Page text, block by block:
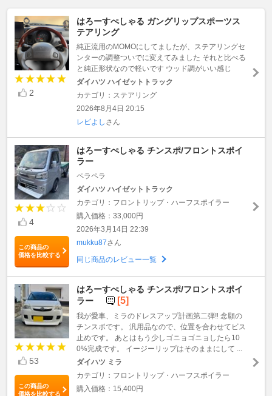
2
はろーすぺしゃる ガングリップスポーツス
テアリング
純正流用のMOMOにしてましたが、ステアリングセ
ンターの調整ついでに変えてみました それと比べる
と純正形状なので軽いです ウッド調がいい感じ
ダイハツ ハイゼットトラック
カテゴリ：ステアリング
2026年8月4日 20:15
レビよし さん
4
この商品の
価格を比較する
はろーすぺしゃる チンスポ/フロントスポイ
ラー
ペラペラ
ダイハツ ハイゼットトラック
カテゴリ：フロントリップ・ハーフスポイラー
購入価格：33,000円
2026年3月14日 22:39
mukku87さん
同じ商品のレビュー一覧
53
この商品の
価格を比較する
はろーすぺしゃる チンスポ/フロントスポイ
ラー
[5]
我が愛車、ミラのドレスアップ計画第二弾‼️ 念願の
チンスポです。 汎用品なので、位置を合わせてビス
止めです。 あとはもう少しゴニョゴニョしたら10
0%完成です。 イージーリップはそのままにして ...
ダイハツ ミラ
カテゴリ：フロントリップ・ハーフスポイラー
購入価格：15,400円